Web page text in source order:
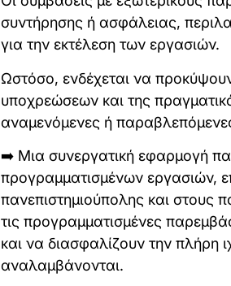
συντήρησης ή ασφάλειας,
για την εκτέλεση των εργασιών.
Ωστόσο, ενδέχεται να
υποχρεώσεων και της
αναμενόμενες ή
➡️ Μια συνεργατική εφαρμογή
προγραμματισμένων εργασιών,
πανεπιστημιούπολης και
τις προγραμματισμένες
και να διασφαλίζουν την πλήρη
αναλαμβάνονται.